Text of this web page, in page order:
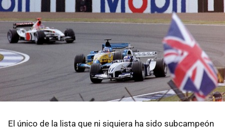
El único de la lista que ni siquiera ha sido subcampeón